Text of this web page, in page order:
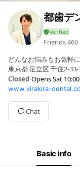
都歯デ
Friends460
どんなお悩みもお気軽
東京都 足立区 千住2-
Closed Opens Sat 10:00
Sun10:00 - 19:00
MonClosed
Tue10:00 - 21:00
Wed10:00 - 21:00
10:00 - 19:00
祝日診療(月・木曜日
www.kirakira-
Chat
Basic info